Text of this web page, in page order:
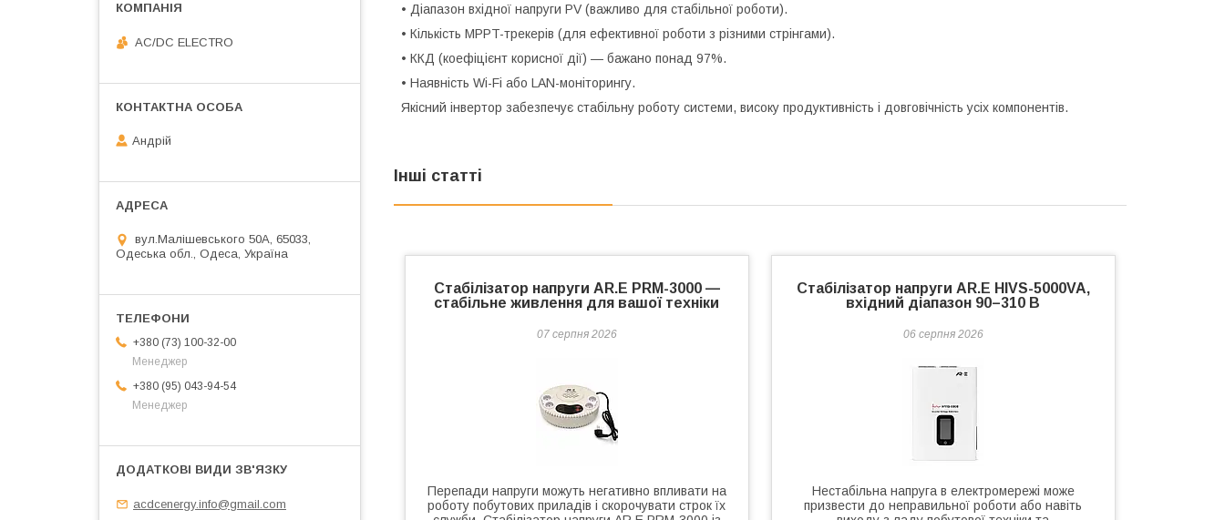
• Діапазон вхідної напруги PV (важливо для стабільної роботи).
• Кількість MPPT-трекерів (для ефективної роботи з різними стрінгами).
• ККД (коефіцієнт корисної дії) — бажано понад 97%.
• Наявність Wi-Fi або LAN-моніторингу.
Якісний інвертор забезпечує стабільну роботу системи, високу продуктивність і довговічність усіх компонентів.
Інші статті
Стабілізатор напруги AR.E PRM-3000 —
стабільне живлення для вашої техніки
07 серпня 2026
Перепади напруги можуть негативно впливати на
роботу побутових приладів і скорочувати строк їх
Стабілізатор напруги AR.E HIVS-5000VA,
вхідний діапазон 90–310 В
06 серпня 2026
Нестабільна напруга в електромережі може
призвести до неправильної роботи або навіть
AC/DC ELECTRO
Андрій
вул.Малішевського 50А, 65033,
Одеська обл., Одеса, Україна
+380 (73) 100-32-00
Менеджер
+380 (95) 043-94-54
Менеджер
acdcenergy.info@gmail.com